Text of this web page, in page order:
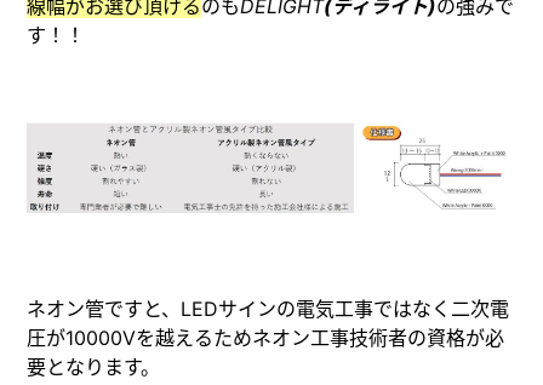
線幅がお選び頂けるのもDELIGHT(ディライト)の強みで
す！！
ネオン管ですと、LEDサインの電気工事ではなく二次電
圧が10000Vを越えるためネオン工事技術者の資格が必
要となります。